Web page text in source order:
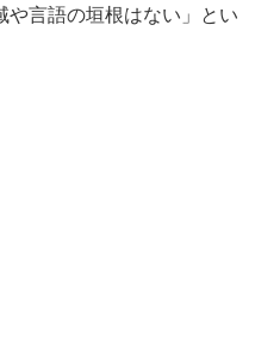
や言語の垣根はない」とい